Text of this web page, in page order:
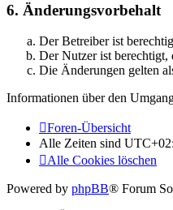
6. Änderungsvorbehalt
Der Betreiber ist
Der Nutzer ist berechtigt,
Die Änderungen gelten
Informationen über den
Foren-Übersicht
Alle Zeiten sind
Alle Cookies löschen
Powered by phpBB® Forum